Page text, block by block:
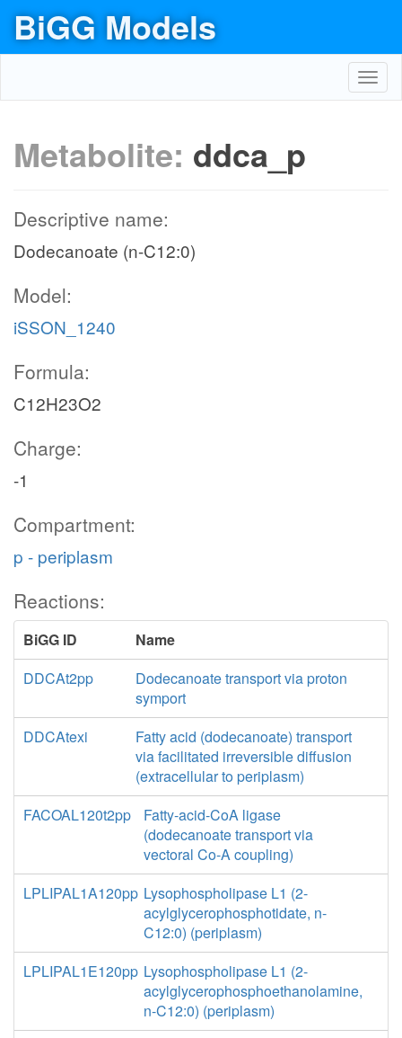
BiGG Models
Metabolite: ddca_p
Descriptive name:
Dodecanoate (n-C12:0)
Model:
iSSON_1240
Formula:
C12H23O2
Charge:
-1
Compartment:
p - periplasm
Reactions:
BiGG ID
Name
DDCAt2pp
Dodecanoate transport via proton
symport
DDCAtexi
Fatty acid (dodecanoate) transport
via facilitated irreversible diffusion
(extracellular to periplasm)
FACOAL120t2pp
Fatty-acid-CoA ligase
(dodecanoate transport via
vectoral Co-A coupling)
LPLIPAL1A120pp Lysophospholipase L1 (2-
acylglycerophosphotidate, n-
C12:0) (periplasm)
LPLIPAL1E120pp Lysophospholipase L1 (2-
acylglycerophosphoethanolamine,
n-C12:0) (periplasm)